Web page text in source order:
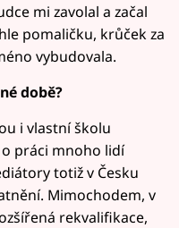
mi zavolal a začal
pomaličku, krůček za
vybudovala.
době?
i vlastní školu
práci mnoho lidí
totiž v Česku
Mimochodem, v
rekvalifikace,